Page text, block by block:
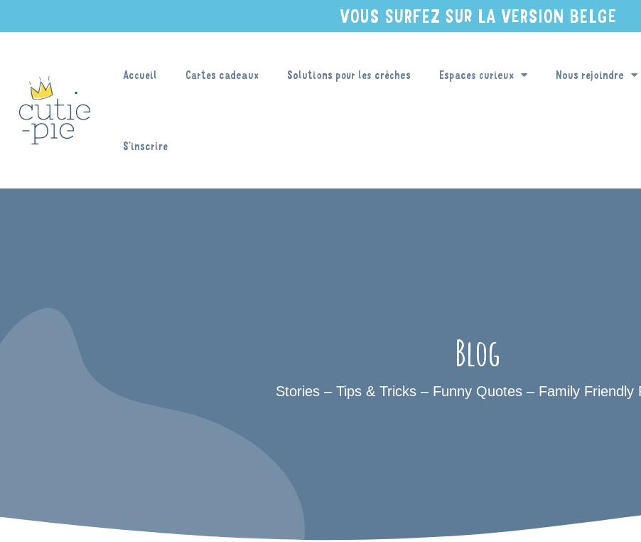
VOUS SURFEZ SUR LA VERSION BELGE
Accueil Cartes cadeaux Solutions pour les crèches Espaces curieux Nous rejoindre
S’inscrire
Blog
Stories – Tips & Tricks – Funny Quotes – Family Friendly